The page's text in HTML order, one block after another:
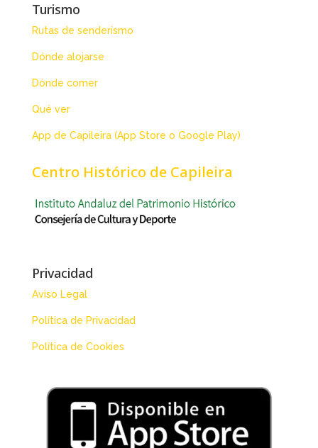
Turismo
Rutas de senderismo
Dónde alojarse
Dónde comer
Qué ver
App de Capileira (App Store o Google Play)
Centro Histórico de Capileira
Privacidad
Aviso Legal
Política de Privacidad
Política de Cookies